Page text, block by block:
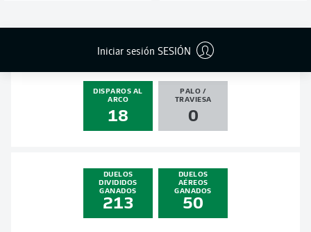
Iniciar sesión SESIÓN
DISPAROS AL
ARCO
18
PALO /
TRAVIESA
0
DUELOS
DIVIDIDOS
GANADOS
213
DUELOS
AÉREOS
GANADOS
50